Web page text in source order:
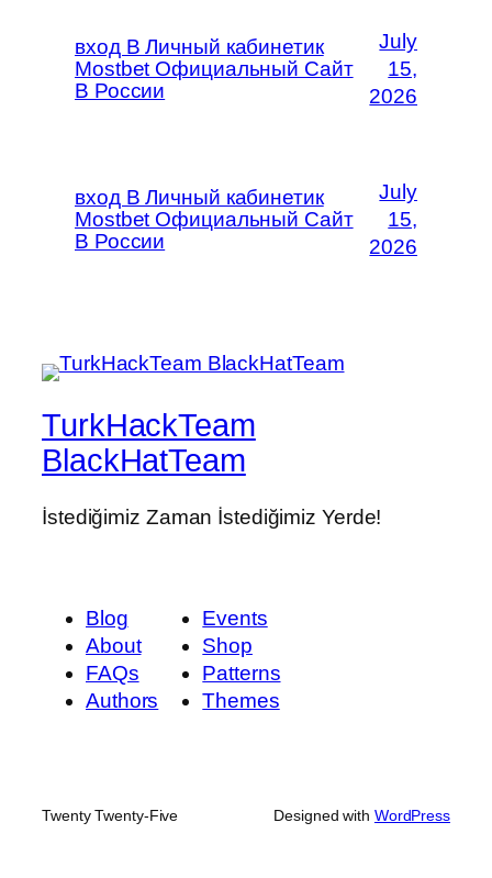
вход В Личный кабинетик
Mostbet Официальный Сайт
В России
July
15,
2026
вход В Личный кабинетик
Mostbet Официальный Сайт
В России
July
15,
2026
TurkHackTeam
BlackHatTeam
İstediğimiz Zaman İstediğimiz Yerde!
Blog
About
FAQs
Authors
Events
Shop
Patterns
Themes
Twenty Twenty-Five Designed with WordPress